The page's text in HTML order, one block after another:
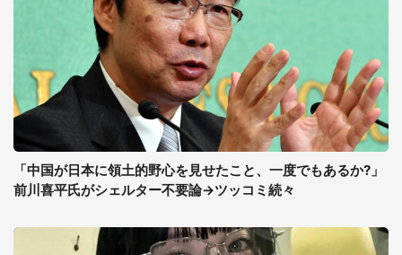
「中国が日本に領土的野心を見せたこと、一度でもあるか?」
前川喜平氏がシェルター不要論→ツッコミ続々